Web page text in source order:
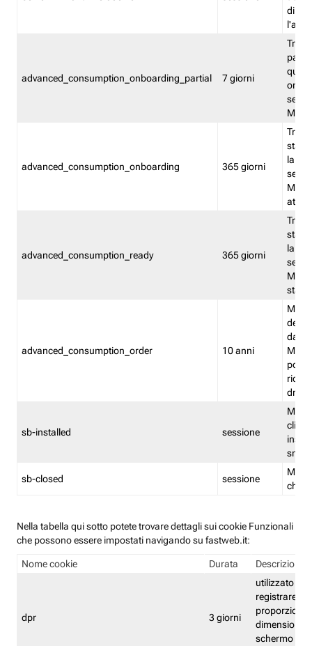
advanced_consumption_onboarding_partial 7 giorni
advanced_consumption_onboarding 365 giorni
stata
la
advanced_consumption_ready 365 giorni
stata
la
stato
advanced_consumption_order 10 anni
delle
sb-installed sessione
sb-closed sessione
Nella tabella qui sotto potete trovare dettagli sui cookie Funzionali
che possono essere impostati navigando su fastweb.it:
Nome cookie Durata Descrizione
dpr 3 giorni
utilizzato per
registrare le
proporzioni
dimensioni
schermo e